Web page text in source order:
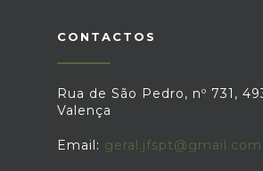
CONTACTOS
Rua de São Pedro, nº 731,
Valença
Email: geral.jfspt@gmail.com